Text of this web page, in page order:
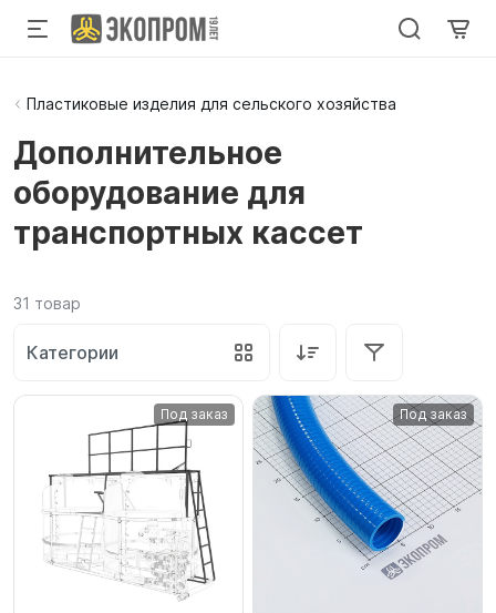
Пластиковые изделия для сельского хозяйства
Дополнительное
оборудование для
транспортных кассет
31 товар
Категории
Под заказ Под заказ